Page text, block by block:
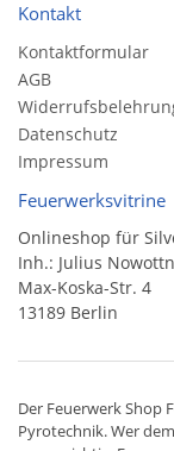
Kontakt
Kontaktformular
AGB
Datenschutz
Impressum
Feuerwerksvitrine
Onlineshop für
Inh.: Julius
Max-Koska-Str. 4
13189 Berlin
Der Feuerwerk Shop
Pyrotechnik. Wer